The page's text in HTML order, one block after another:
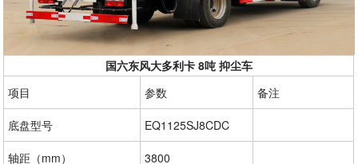
国六东风大多利卡 8吨 抑尘车
项目
参数 备注
底盘型号 EQ1125SJ8CDC
轴距（mm） 3800